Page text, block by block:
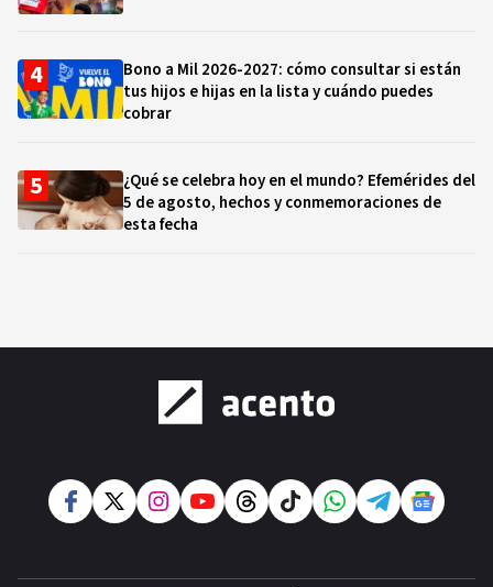
Bono a Mil 2026-2027: cómo consultar si están
tus hijos e hijas en la lista y cuándo puedes
cobrar
¿Qué se celebra hoy en el mundo? Efemérides del
5 de agosto, hechos y conmemoraciones de
esta fecha